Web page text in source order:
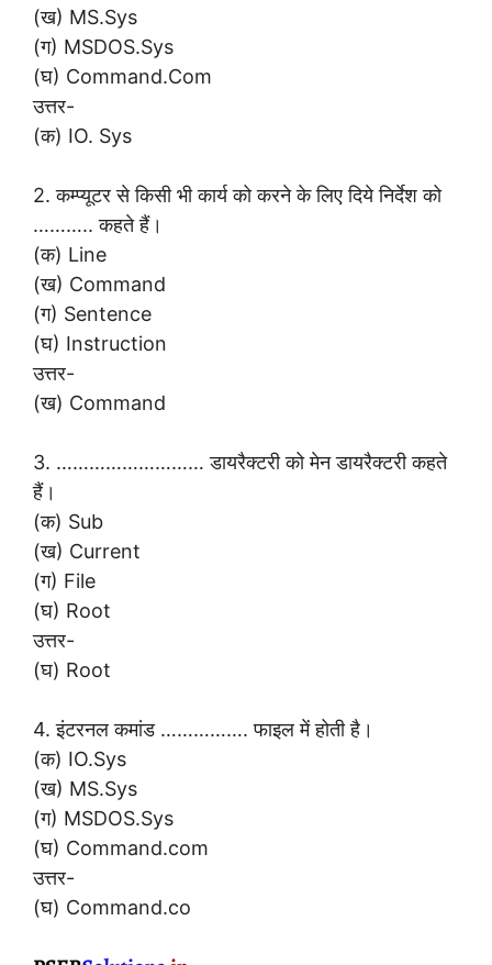
(ख) MS.Sys
(ग) MSDOS.Sys
(घ) Command.Com
उत्तर-
(क) IO. Sys
2. कम्प्यूटर से किसी भी कार्य को करने के लिए दिये निर्देश को
……….. कहते हैं।
(क) Line
(ख) Command
(ग) Sentence
(घ) Instruction
उत्तर-
(ख) Command
3. ……………………… डायरैक्टरी को मेन डायरैक्टरी कहते
हैं।
(क) Sub
(ख) Current
(ग) File
(घ) Root
उत्तर-
(घ) Root
4. इंटरनल कमांड ……………. फाइल में होती है।
(क) IO.Sys
(ख) MS.Sys
(ग) MSDOS.Sys
(घ) Command.com
उत्तर-
(घ) Command.co